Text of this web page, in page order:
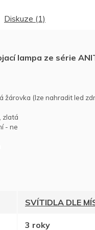
Diskuze (1)
lampa ze série
žárovka (lze nahradit led
zlatá
- ne
SVÍTIDLA DLE
3 roky